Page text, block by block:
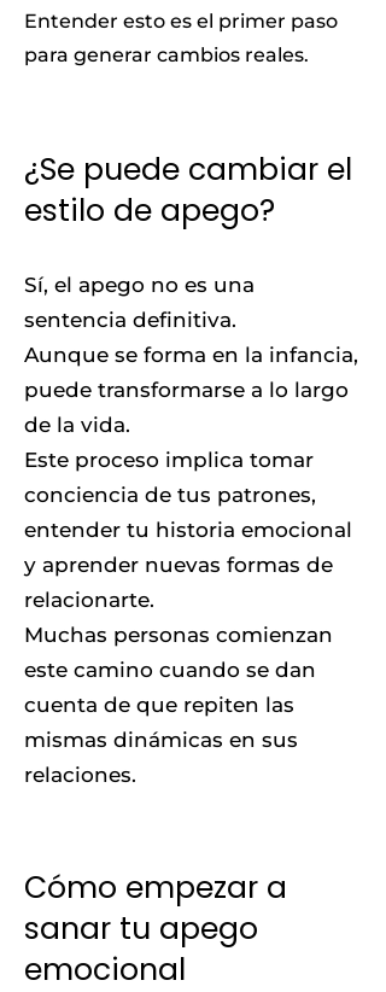
Entender esto es el primer paso
para generar cambios reales.
¿Se puede cambiar el
estilo de apego?
Sí, el apego no es una
sentencia definitiva.
Aunque se forma en la infancia,
puede transformarse a lo largo
de la vida.
Este proceso implica tomar
conciencia de tus patrones,
entender tu historia emocional
y aprender nuevas formas de
relacionarte.
Muchas personas comienzan
este camino cuando se dan
cuenta de que repiten las
mismas dinámicas en sus
relaciones.
Cómo empezar a
sanar tu apego
emocional